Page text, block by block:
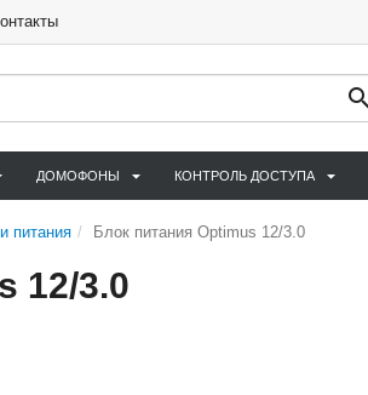
ДОМОФОНЫ КОНТРОЛЬ ДОСТУПА
питания Блок питания Optimus 12/3.0
12/3.0